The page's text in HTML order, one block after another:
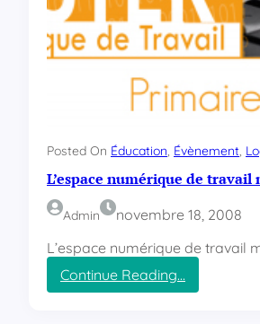
l
i
g
n
u
e
j
e
a
i
a
o
e
r
o
Posted On Éducation, Évènement,
L’espace numérique de travail
Admin
novembre 18, 2008
L’espace numérique de travail
Continue Reading…
: